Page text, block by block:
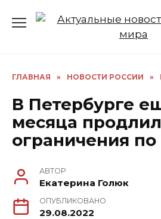
ГЛАВНАЯ » НОВОСТИ РОССИИ »
В Петербурге
месяца
ограничения по
АВТОР
Екатерина Голюк
ОПУБЛИКОВАНО
29.08.2022